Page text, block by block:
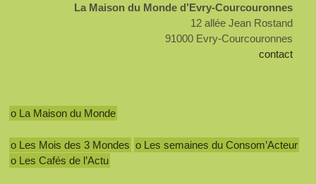
La Maison du Monde d’Evry-Courcouronnes
12 allée Jean Rostand
91000 Evry-Courcouronnes
contact
o La Maison du Monde
o Les Mois des 3 Mondes o Les semaines du Consom’Acteur
o Les Cafés de l’Actu